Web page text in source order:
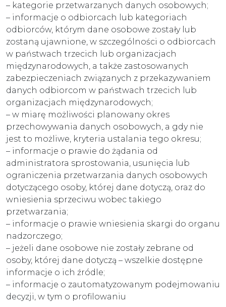
– kategorie przetwarzanych danych osobowych;
– informacje o odbiorcach lub kategoriach
odbiorców, którym dane osobowe zostały lub
zostaną ujawnione, w szczególności o odbiorcach
w państwach trzecich lub organizacjach
międzynarodowych, a także zastosowanych
zabezpieczeniach związanych z przekazywaniem
danych odbiorcom w państwach trzecich lub
organizacjach międzynarodowych;
– w miarę możliwości planowany okres
przechowywania danych osobowych, a gdy nie
jest to możliwe, kryteria ustalania tego okresu;
– informacje o prawie do żądania od
administratora sprostowania, usunięcia lub
ograniczenia przetwarzania danych osobowych
dotyczącego osoby, której dane dotyczą, oraz do
wniesienia sprzeciwu wobec takiego
przetwarzania;
– informacje o prawie wniesienia skargi do organu
nadzorczego;
– jeżeli dane osobowe nie zostały zebrane od
osoby, której dane dotyczą – wszelkie dostępne
informacje o ich źródle;
– informacje o zautomatyzowanym podejmowaniu
decyzji, w tym o profilowaniu